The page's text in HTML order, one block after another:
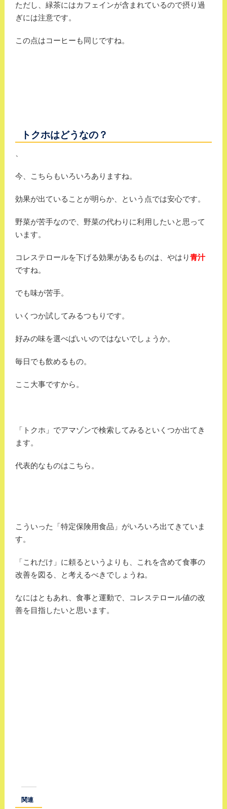
ただし、緑茶にはカフェインが含まれているので摂り過
ぎには注意です。
この点はコーヒーも同じですね。
トクホはどうなの？
今、こちらもいろいろありますね。
効果が出ていることが明らか、という点では安心です。
野菜が苦手なので、野菜の代わりに利用したいと思って
います。
コレステロールを下げる効果があるものは、やはり青汁
ですね。
でも味が苦手。
いくつか試してみるつもりです。
好みの味を選べばいいのではないでしょうか。
毎日でも飲めるもの。
ここ大事ですから。
「トクホ」でアマゾンで検索してみるといくつか出てき
ます。
代表的なものはこちら。
こういった「特定保険用食品」がいろいろ出てきていま
す。
「これだけ」に頼るというよりも、これを含めて食事の
改善を図る、と考えるべきでしょうね。
なにはともあれ、食事と運動で、コレステロール値の改
善を目指したいと思います。
関連